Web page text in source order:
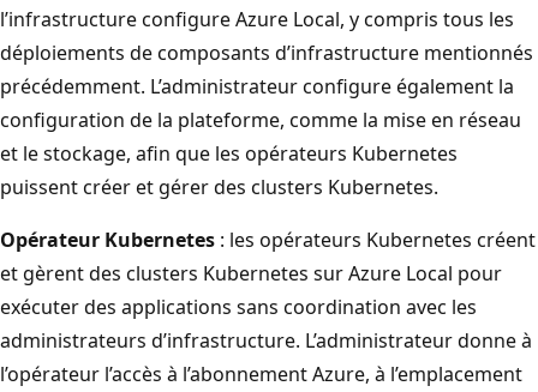
l’infrastructure configure Azure Local, y compris tous les
déploiements de composants d’infrastructure mentionnés
précédemment. L’administrateur configure également la
configuration de la plateforme, comme la mise en réseau
et le stockage, afin que les opérateurs Kubernetes
puissent créer et gérer des clusters Kubernetes.
Opérateur Kubernetes : les opérateurs Kubernetes créent
et gèrent des clusters Kubernetes sur Azure Local pour
exécuter des applications sans coordination avec les
administrateurs d’infrastructure. L’administrateur donne à
l’opérateur l’accès à l’abonnement Azure, à l’emplacement